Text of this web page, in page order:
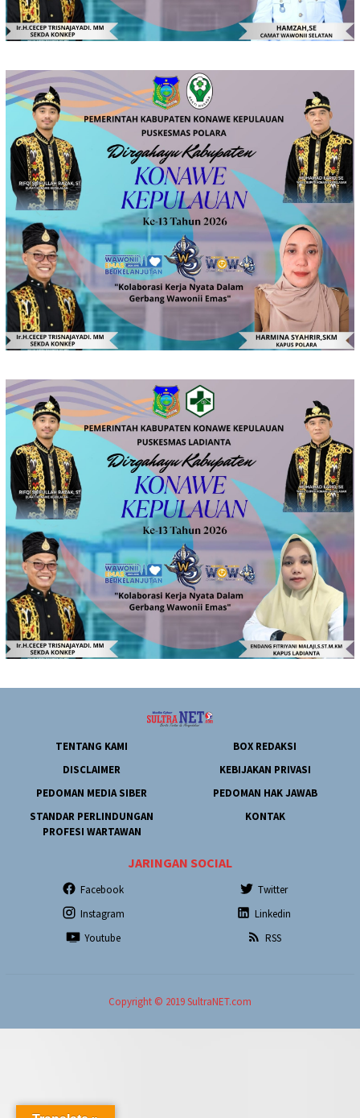
TENTANG KAMI
BOX REDAKSI
DISCLAIMER
KEBIJAKAN PRIVASI
PEDOMAN MEDIA SIBER
PEDOMAN HAK JAWAB
STANDAR PERLINDUNGAN
PROFESI WARTAWAN
KONTAK
JARINGAN SOCIAL
Facebook
Twitter
Instagram
Linkedin
Youtube
RSS
Copyright © 2019 SultraNET.com